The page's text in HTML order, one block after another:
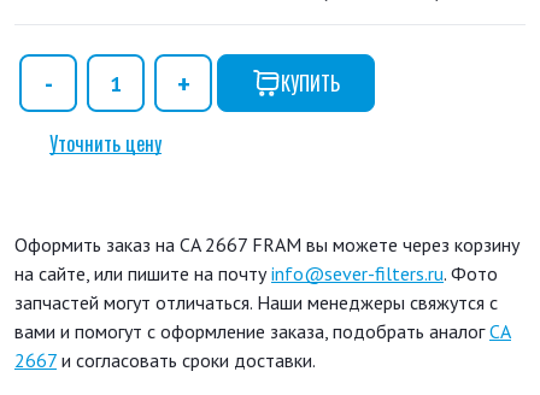
КУПИТЬ
Уточнить цену
Оформить заказ на CA 2667 FRAM вы можете через корзину
на сайте, или пишите на почтуinfo@sever-filters.ru. Фото
запчастей могут отличаться. Наши менеджеры свяжутся с
вами и помогут с оформление заказа, подобрать аналогCA
2667 и согласовать сроки доставки.